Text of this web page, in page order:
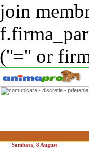
join
(''='' or
Sambata, 8 August